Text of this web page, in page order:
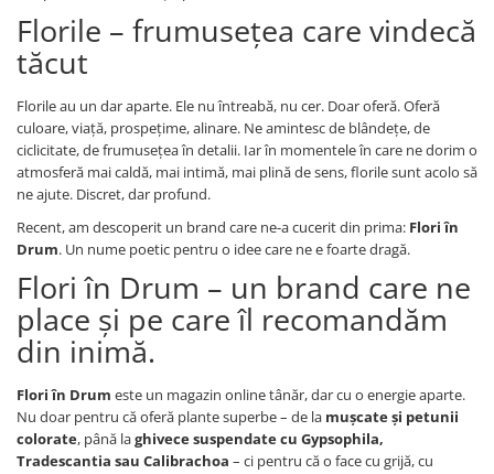
Florile – frumusețea care vindecă
tăcut
Florile au un dar aparte. Ele nu întreabă, nu cer. Doar oferă. Oferă
culoare, viață, prospețime, alinare. Ne amintesc de blândețe, de
ciclicitate, de frumusețea în detalii. Iar în momentele în care ne dorim o
atmosferă mai caldă, mai intimă, mai plină de sens, florile sunt acolo să
ne ajute. Discret, dar profund.
Recent, am descoperit un brand care ne-a cucerit din prima: Flori în
Drum. Un nume poetic pentru o idee care ne e foarte dragă.
Flori în Drum – un brand care ne
place și pe care îl recomandăm
din inimă.
Flori în Drum este un magazin online tânăr, dar cu o energie aparte.
Nu doar pentru că oferă plante superbe – de la mușcate și petunii
colorate, până laghivece suspendate cu Gypsophila,
Tradescantia sau Calibrachoa – ci pentru că o face cu grijă, cu